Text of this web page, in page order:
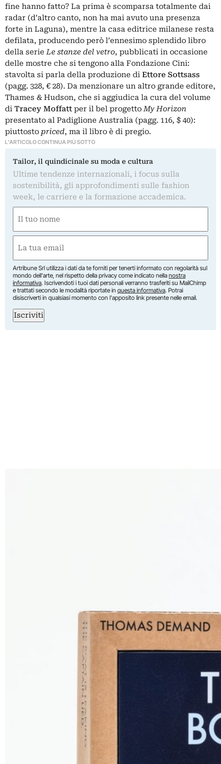
fine hanno fatto? La prima è scomparsa totalmente dai
radar (d’altro canto, non ha mai avuto una presenza
forte in Laguna), mentre la casa editrice milanese resta
defilata, producendo però l’ennesimo splendido libro
della serieLe stanze del vetro, pubblicati in occasione
delle mostre che si tengono alla Fondazione Cini:
stavolta si parla della produzione di Ettore Sottsass
(pagg. 328, € 28). Da menzionare un altro grande editore,
Thames & Hudson, che si aggiudica la cura del volume
di Tracey Moffatt per il bel progettoMy Horizon
presentato al Padiglione Australia (pagg. 116, $ 40):
piuttosto priced, ma il libro è di pregio.
L'ARTICOLO CONTINUA PIÙ SOTTO
Tailor, il quindicinale su moda e cultura
Ultime tendenze internazionali, i focus sulla
sostenibilità, gli approfondimenti sulle fashion
week, le carriere e la formazione accademica.
(Obbligatorio)
Nome
(Obbligatorio)
Artribune Srl utilizza i dati da te forniti per tenerti informato con regolarità sul
mondo dell'arte, nel rispetto della privacy come indicato nella nostra
informativa. Iscrivendoti i tuoi dati personali verranno trasferiti su MailChimp
e trattati secondo le modalità riportate in questa informativa. Potrai
disiscriverti in qualsiasi momento con l'apposito link presente nelle email.
Iscriviti